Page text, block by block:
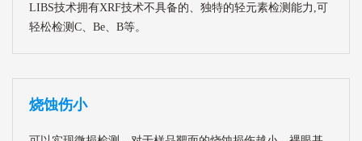
LIBS技术拥有XRF技术不具备的、独特的轻元素检测能力,可
轻松检测C、Be、B等。
烧蚀伤小